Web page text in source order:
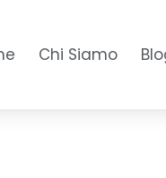
Chi Siamo